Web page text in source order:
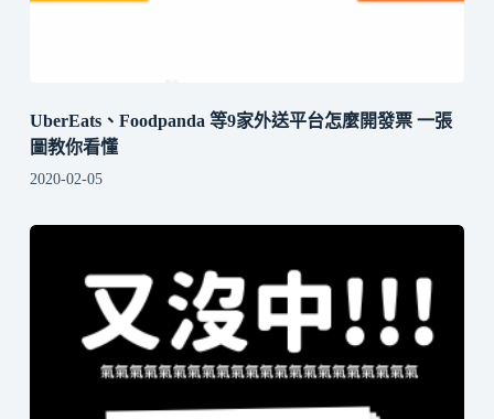
UberEats、Foodpanda 等9家外送平台怎麼開發票 一張
圖教你看懂
2020-02-05